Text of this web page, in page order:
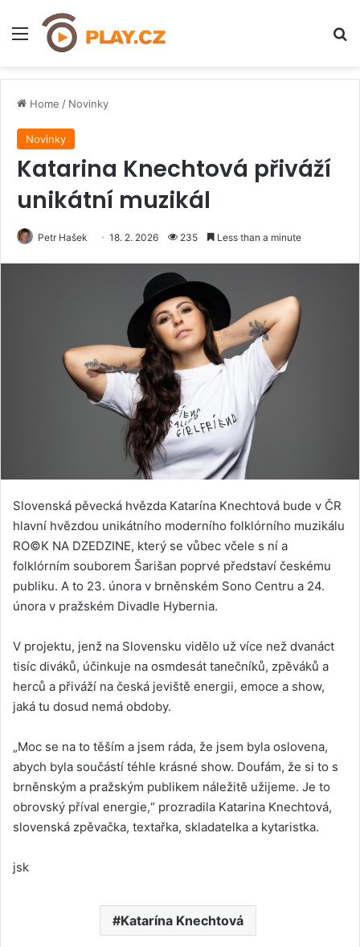
Menu
Home / Novinky
Novinky
Katarina Knechtová přiváží
unikátní muzikál
Petr Hašek 18. 2. 2026 235 Less than a minute
Slovenská pěvecká hvězda Katarína Knechtová bude v ČR
hlavní hvězdou unikátního moderního folklórního muzikálu
RO©K NA DZEDZINE, který se vůbec včele s ní a
folklórním souborem Šarišan poprvé představí českému
publiku. A to 23. února v brněnském Sono Centru a 24.
února v pražském Divadle Hybernia.
V projektu, jenž na Slovensku vidělo už více než dvanáct
tisíc diváků, účinkuje na osmdesát tanečníků, zpěváků a
herců a přiváží na česká jeviště energii, emoce a show,
jaká tu dosud nemá obdoby.
„Moc se na to těším a jsem ráda, že jsem byla oslovena,
abych byla součástí téhle krásné show. Doufám, že si to s
brněnským a pražským publikem náležitě užijeme. Je to
obrovský příval energie,“ prozradila Katarina Knechtová,
slovenská zpěvačka, textařka, skladatelka a kytaristka.
jsk
Katarína Knechtová